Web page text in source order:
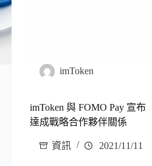
imToken
imToken 與 FOMO Pay 宣布
達成戰略合作夥伴關係
資訊 2021/11/11